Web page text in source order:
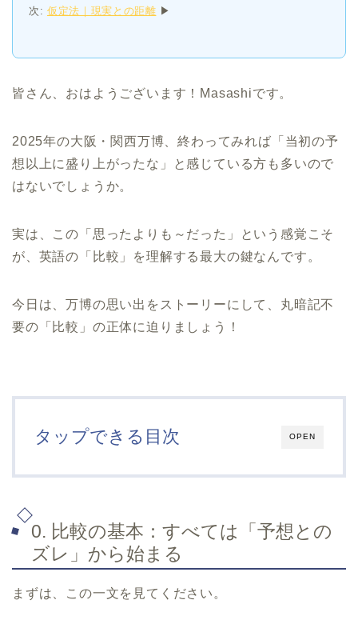
次: 仮定法｜現実との距離 ▶
皆さん、おはようございます！Masashiです。
2025年の大阪・関西万博、終わってみれば「当初の予
想以上に盛り上がったな」と感じている方も多いので
はないでしょうか。
実は、この「思ったよりも～だった」という感覚こそ
が、英語の「比較」を理解する最大の鍵なんです。
今日は、万博の思い出をストーリーにして、丸暗記不
要の「比較」の正体に迫りましょう！
OPEN
タップできる目次
0. 比較の基本：すべては「予想との
ズレ」から始まる
まずは、この一文を見てください。